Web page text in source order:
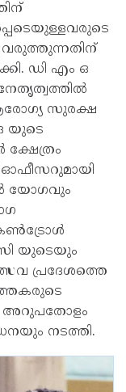
ഡി എം ഒ
സുരക്ഷ
യുടെ
ഓഫീസറുമായി
യോഗവും
കൺട്രോൾ
സി യുടെയും
പ്രദേശത്തെ
അറുപതോളം
നടത്തി.